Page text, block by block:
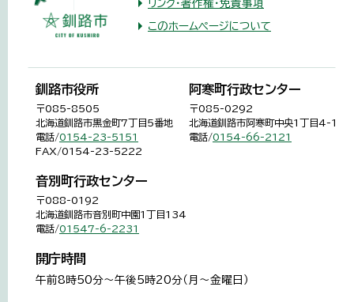
リンク・著作権・免責事項
このホームページについて
釧路市役所
〒085-8505
北海道釧路市黒金町7丁目5番地
電話/0154-23-5151
FAX/0154-23-5222
阿寒町行政センター
〒085-0292
北海道釧路市阿寒町中央1丁目4-1
電話/0154-66-2121
音別町行政センター
〒088-0192
北海道釧路市音別町中園1丁目134
電話/01547-6-2231
開庁時間
午前8時50分～午後5時20分（月～金曜日）